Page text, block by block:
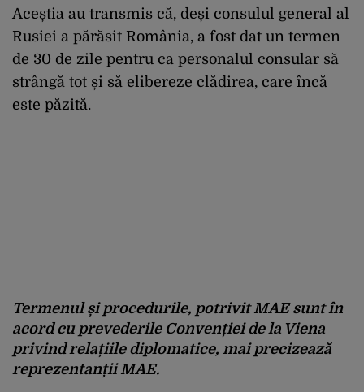
Aceștia au transmis că, deși consulul general al
Rusiei a părăsit România, a fost dat un termen
de 30 de zile pentru ca personalul consular să
strângă tot și să elibereze clădirea, care încă
este păzită.
Termenul și procedurile, potrivit MAE sunt în
acord cu prevederile Convenției de la Viena
privind relațiile diplomatice, mai precizează
reprezentanții MAE.